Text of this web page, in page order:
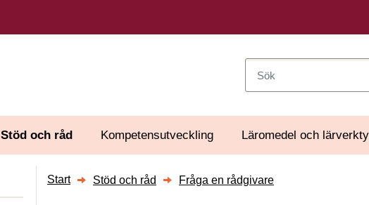
Stöd och råd Kompetensutveckling Läromedel och
Start Stöd och råd Fråga en rådgivare